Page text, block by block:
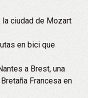
la ciudad de Mozart
en bici que
a Brest, una
Francesa en